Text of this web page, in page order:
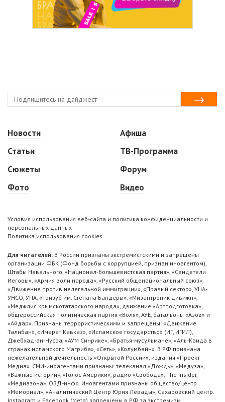
Новости
Статьи
Сюжеты
Фото
Афиша
ТВ-Программа
Форум
Видео
Условия использования веб-сайта и политика конфиденциальности и
персональных данных
Политика использования cookies
Для читателей: В России признаны экстремистскими и запрещены
организации ФБК (Фонд борьбы с коррупцией, признан иноагентом),
Штабы Навального, «Национал-большевистская партия», «Свидетели
Иеговы», «Армия воли народа», «Русский общенациональный союз»,
«Движение против нелегальной иммиграции», «Правый сектор», УНА-
УНСО, УПА, «Тризуб им. Степана Бандеры», «Мизантропик дивижн»,
«Меджлис крымскотатарского народа», движение «Артподготовка»,
общероссийская политическая партия «Воля», АУЕ, батальоны «Азов» и
«Айдар». Признаны террористическими и запрещены: «Движение
Талибан», «Имарат Кавказ», «Исламское государство» (ИГ, ИГИЛ),
Джебхад-ан-Нусра, «АУМ Синрике», «Братья-мусульмане», «Аль-Каида в
странах исламского Магриба», «Сеть», «Колумбайн». В РФ признана
нежелательной деятельность «Открытой России», издания «Проект
Медиа». СМИ-иноагентами признаны: телеканал «Дождь», «Медуза»,
«Важные истории», «Голос Америки», радио «Свобода», The Insider,
«Медиазона», ОВД-инфо. Иноагентами признаны общество/центр
«Мемориал», «Аналитический Центр Юрия Левады», Сахаровский центр.
Instagram и Facebook (Metа) запрещены в РФ за экстремизм.